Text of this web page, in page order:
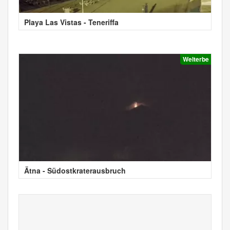
Playa Las Vistas - Teneriffa
Welterbe
Ätna - Südostkraterausbruch